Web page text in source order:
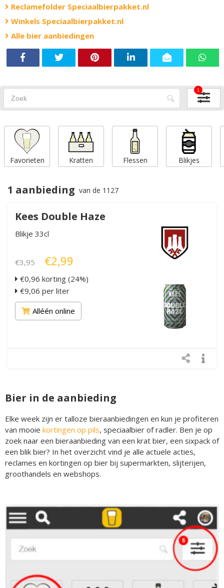
Reclamefolder Speciaalbierpakket.nl
Winkels Speciaalbierpakket.nl
Alle bier aanbiedingen
1
Favorieten Kratten Flessen Blikjes
1 aanbieding van de 1127
Kees Double Haze
Blikje 33cl
€3,95 €2,99
€0,96 korting (24%)
€9,06 per liter
Alléén online
Bier in de aanbieding
Elke week zijn er talloze bieraanbiedingen en kun je profiteren
van mooie kortingen op pils, speciaalbier of radler. Ben je op
zoek naar een bieraanbieding van een krat bier, een sixpack of
een blik bier? In het overzicht vind je alle actuele acties,
reclames en kortingen op bier bij supermarkten, slijterijen,
groothandels en webshops.